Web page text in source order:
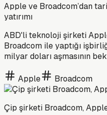
Apple ve Broadcom’dan
yatırımı
ABD'li teknoloji şirketi
Broadcom ile yaptığı
milyar doları aşmasının
Apple Broadcom
Çip şirketi Broadcom,